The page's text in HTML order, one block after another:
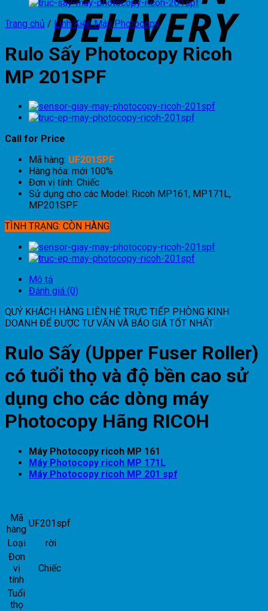
Trang chủ / Linh Kiện Máy Photocopy
Rulo Sấy Photocopy Ricoh
MP 201SPF
Call for Price
Mã hàng: UF201SPF
Hàng hóa: mới 100%
Đơn vị tính: Chiếc
Sử dụng cho các Model: Ricoh MP161, MP171L,
MP201SPF
TÌNH TRẠNG: CÒN HÀNG
Mô tả
Đánh giá (0)
QUÝ KHÁCH HÀNG LIÊN HỆ TRỰC TIẾP PHÒNG KINH
DOANH ĐỂ ĐƯỢC TƯ VẤN VÀ BÁO GIÁ TỐT NHẤT
Rulo Sấy (Upper Fuser Roller)
có tuổi thọ và độ bền cao sử
dụng cho các dòng máy
Photocopy Hãng RICOH
Máy Photocopy ricoh MP 161
Máy Photocopy ricoh MP 171L
Máy Photocopy ricoh MP 201 spf
Mã
hàng
UF201spf
Loại
rời
Đơn
vị
tính
Chiếc
Tuổi
thọ